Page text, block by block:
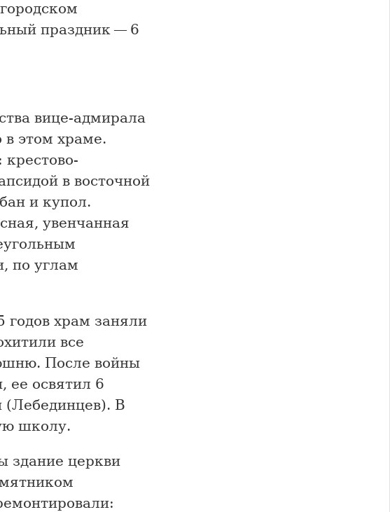
праздник — 6
вице-адмирала
этом храме.
крестово-
в восточной
и купол.
увенчанная
по углам
годов храм заняли
все
После войны
ее освятил 6
(Лебединцев). В
школу.
здание церкви